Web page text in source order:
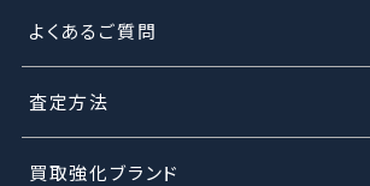
よくあるご質問
査定方法
買取強化ブランド